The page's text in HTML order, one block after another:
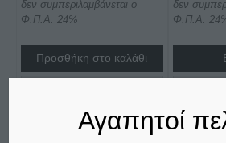
δεν συμπεριλαμβάνεται ο
Φ.Π.Α. 24%
Προσθήκη στο καλάθι
δεν
Φ.Π.Α.
του
Αγαπητοί